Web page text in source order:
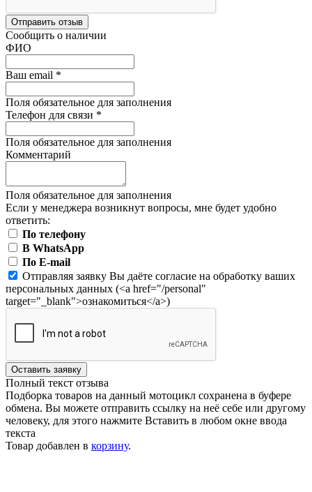
Отправить отзыв
Сообщить о наличии
ФИО
Ваш email *
Поля обязательное для заполнения
Телефон для связи *
Поля обязательное для заполнения
Комментарий
Поля обязательное для заполнения
Если у менеджера возникнут вопросы, мне будет удобно
ответить:
По телефону
В WhatsApp
По E-mail
Отправляя заявку Вы даёте согласие на обработку ваших
персональных данных (<a href="/personal"
target="_blank">ознакомиться</a>)
Оставить заявку
Полный текст отзыва
Подборка товаров на данный мотоцикл сохранена в буфере
обмена. Вы можете отправить ссылку на неё себе или другому
человеку, для этого нажмите Вставить в любом окне ввода
текста
Товар добавлен в корзину.